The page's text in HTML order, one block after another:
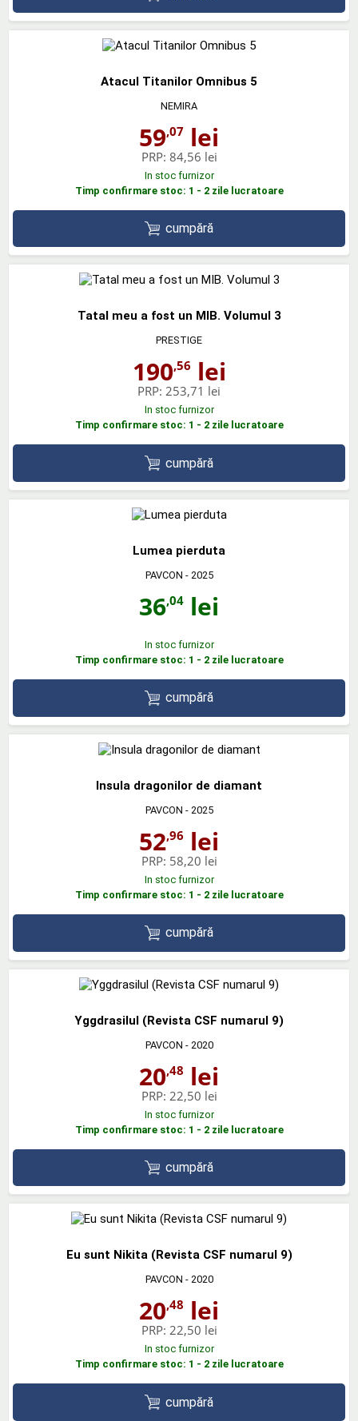
Atacul Titanilor Omnibus 5
NEMIRA
59,07 lei
PRP: 84,56 lei
In stoc furnizor
Timp confirmare stoc: 1 - 2 zile lucratoare
cumpără
Tatal meu a fost un MIB. Volumul 3
PRESTIGE
190,56 lei
PRP: 253,71 lei
In stoc furnizor
Timp confirmare stoc: 1 - 2 zile lucratoare
cumpără
Lumea pierduta
PAVCON - 2025
36,04 lei
In stoc furnizor
Timp confirmare stoc: 1 - 2 zile lucratoare
cumpără
Insula dragonilor de diamant
PAVCON - 2025
52,96 lei
PRP: 58,20 lei
In stoc furnizor
Timp confirmare stoc: 1 - 2 zile lucratoare
cumpără
Yggdrasilul (Revista CSF numarul 9)
PAVCON - 2020
20,48 lei
PRP: 22,50 lei
In stoc furnizor
Timp confirmare stoc: 1 - 2 zile lucratoare
cumpără
Eu sunt Nikita (Revista CSF numarul 9)
PAVCON - 2020
20,48 lei
PRP: 22,50 lei
In stoc furnizor
Timp confirmare stoc: 1 - 2 zile lucratoare
cumpără